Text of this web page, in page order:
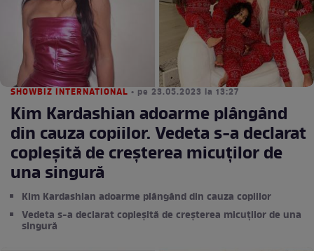
SHOWBIZ INTERNATIONAL • pe 23.05.2023 la 13:27
Kim Kardashian adoarme plângând
din cauza copiilor. Vedeta s-a declarat
copleșită de creșterea micuților de
una singură
Kim Kardashian adoarme plângând din cauza copiilor
Vedeta s-a declarat copleșită de creșterea micuților de una
singură